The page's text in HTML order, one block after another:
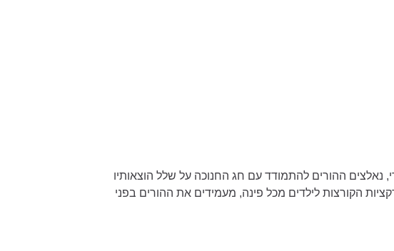
נאלצים ההורים להתמודד עם חג החנוכה על שלל הוצאותיו
הקורצות לילדים מכל פינה, מעמידים את ההורים בפני